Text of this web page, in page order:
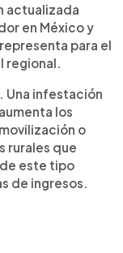
actualizada
en México y
para el
regional.
Una infestación
los
o
rurales que
este tipo
de ingresos.